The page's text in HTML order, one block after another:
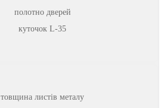
полотно дверей
куточок L-35
товщина листів металу